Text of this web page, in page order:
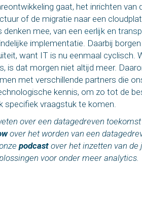
gaat, het inrichten van
of de migratie naar een
denken mee, van een eerlijk en
implementatie. Daarbij
want IT is nu eenmaal cyclisch.
is dat morgen niet altijd meer.
met verschillende partners die
kennis, om zo tot de
specifiek vraagstuk te komen.
over een datagedreven toekomst
over het worden van een
podcast over het inzetten van de
voor onder meer analytics.